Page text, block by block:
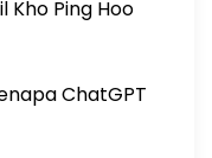
Kho Ping Hoo
ChatGPT